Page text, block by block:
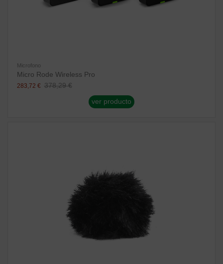
Microfono
Micro Rode Wireless Pro
283,72 € 378,29 €
ver producto